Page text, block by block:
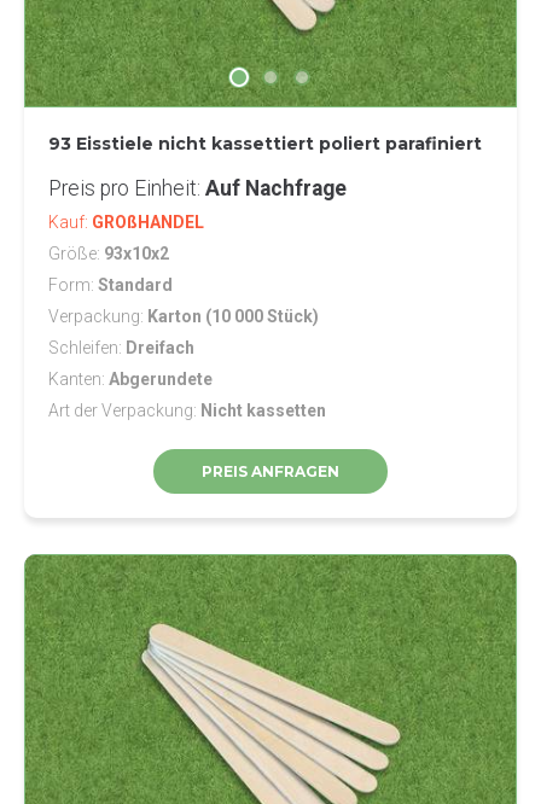
93 Eisstiele nicht kassettiert poliert parafiniert
Preis pro Einheit Auf Nachfrage
Kauf GROßHANDEL
Größe 93x10x2
Form Standard
Verpackung Karton (10 000 Stück)
Schleifen Dreifach
Kanten Abgerundete
Art der Verpackung Nicht kassetten
PREIS ANFRAGEN